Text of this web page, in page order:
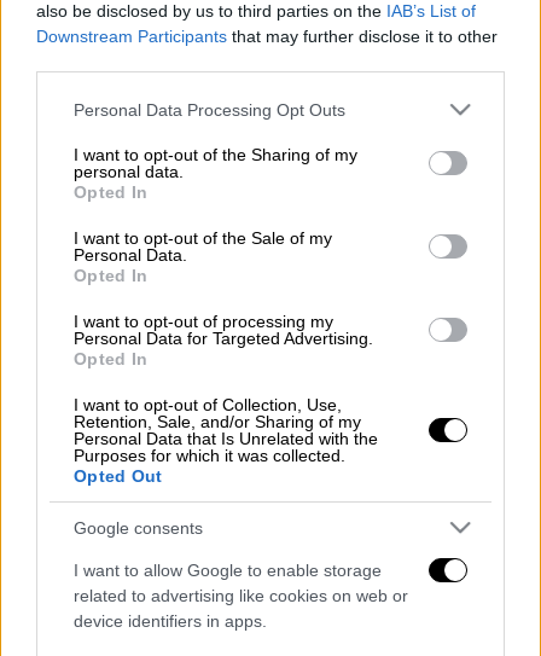
also be disclosed by us to third parties on the IAB’s List of
Downstream Participants that may further disclose it to other
Please note that this website/app uses one or more Google
not limited to your visit or usage behaviour. You may click to
grant or deny consent to Google and its third-party tags to
use your data for below specified purposes in below Google
consent section.
Personal Data Processing Opt Outs
I want to opt-out of the Sharing of my
personal data.
Opted In
I want to opt-out of the Sale of my
Personal Data.
Opted In
I want to opt-out of processing my
Personal Data for Targeted Advertising.
Opted In
I want to opt-out of Collection, Use,
Retention, Sale, and/or Sharing of my
Personal Data that Is Unrelated with the
Purposes for which it was collected.
Opted Out
Google consents
I want to allow Google to enable storage
related to advertising like cookies on web or
device identifiers in apps.
Εκτέλεση
Ρίχνετε τα τυριά σε μεγάλο μπολ,
προσθέτετε τα αυγά, το αλατοπίπερο,
τον δυόσμο και τα αναμειγνύετε καλά.
Λιώνετε το βούτυρο σε χλιαρή
Υλικά
½ πακέτο φύλλο κρούστας
150 γρ. φέτα θρυμματισμένη
150 γρ. ανθότυρο θρυμματισμένο
2 αυγά χτυπημένα
1 κουταλιά της σούπας δυόσμος
λίγο μαύρο σουσάμι
μέλι για το σερβίρισμα